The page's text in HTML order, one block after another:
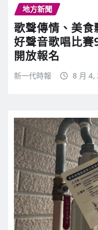
地方新聞
歌聲傳情、美食
好聲音歌唱比
開放報名
新一代時報 8 月 4,